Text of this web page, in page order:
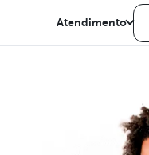
Atendimento